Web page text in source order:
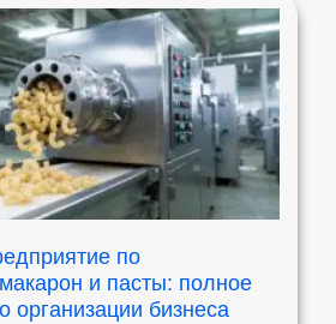
по
и пасты: полное
организации бизнеса